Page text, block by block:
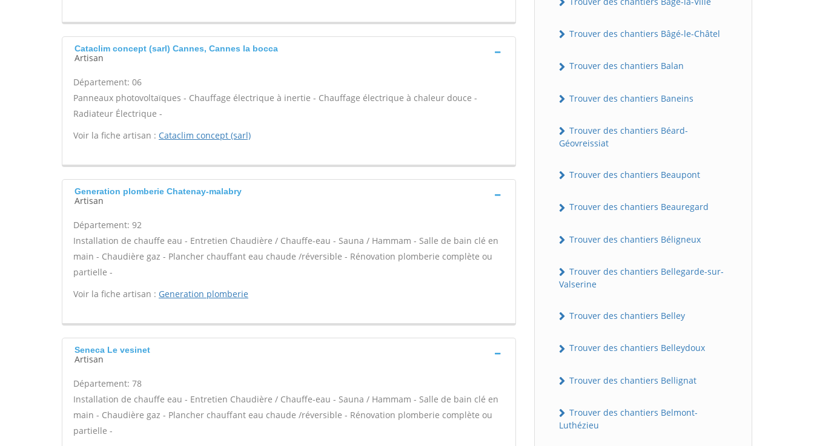
Cataclim concept (sarl) Cannes, Cannes la bocca
Artisan
Département: 06
Panneaux photovoltaïques - Chauffage électrique à inertie - Chauffage électrique à chaleur douce -
Radiateur Électrique -
Voir la fiche artisan : Cataclim concept (sarl)
Generation plomberie Chatenay-malabry
Artisan
Département: 92
Installation de chauffe eau - Entretien Chaudière / Chauffe-eau - Sauna / Hammam - Salle de bain clé en
main - Chaudière gaz - Plancher chauffant eau chaude /réversible - Rénovation plomberie complète ou
partielle -
Voir la fiche artisan : Generation plomberie
Seneca Le vesinet
Artisan
Département: 78
Installation de chauffe eau - Entretien Chaudière / Chauffe-eau - Sauna / Hammam - Salle de bain clé en
main - Chaudière gaz - Plancher chauffant eau chaude /réversible - Rénovation plomberie complète ou
partielle -
Trouver des chantiers Bâgé-le-Châtel
Trouver des chantiers Balan
Trouver des chantiers Baneins
Trouver des chantiers Béard-
Géovreissiat
Trouver des chantiers Beaupont
Trouver des chantiers Beauregard
Trouver des chantiers Béligneux
Trouver des chantiers Bellegarde-sur-
Valserine
Trouver des chantiers Belley
Trouver des chantiers Belleydoux
Trouver des chantiers Bellignat
Trouver des chantiers Belmont-
Luthézieu